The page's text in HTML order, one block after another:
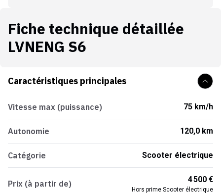
Fiche technique détaillée
LVNENG S6
Caractéristiques principales
Vitesse max (puissance) 75 km/h
Autonomie 120,0 km
Catégorie Scooter électrique
Prix (à partir de) 4 500 €
Hors prime Scooter électrique